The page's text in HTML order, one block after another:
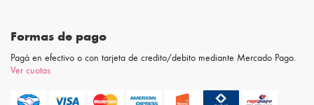
Formas de pago
Pagá en efectivo o con tarjeta de credito/debito mediante Mercado Pago.
Ver cuotas